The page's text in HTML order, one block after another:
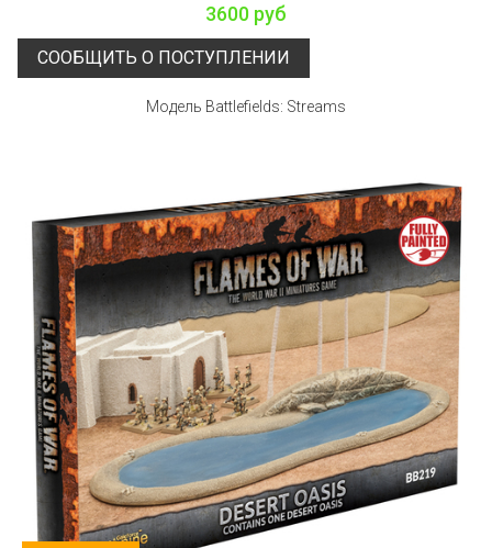
3600 руб
СООБЩИТЬ О ПОСТУПЛЕНИИ
Модель Battlefields: Streams